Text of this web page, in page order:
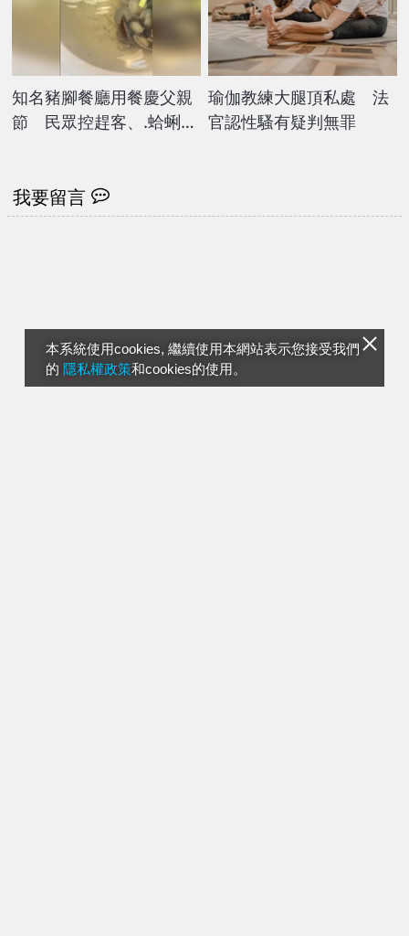
本系統使用cookies, 繼續使用本網站表示您接受我們
的 隱私權政策和cookies的使用。
知名豬腳餐廳用餐慶父親
節 民眾控趕客、.蛤蜊湯
瑜伽教練大腿頂私處 法
官認性騷有疑判無罪
我要留言